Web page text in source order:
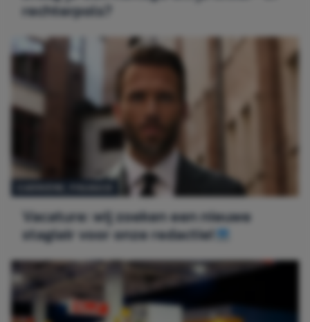
rechterpols?
Vacature: wij zoeken een nieuwe
stagiair voor onze redactie!